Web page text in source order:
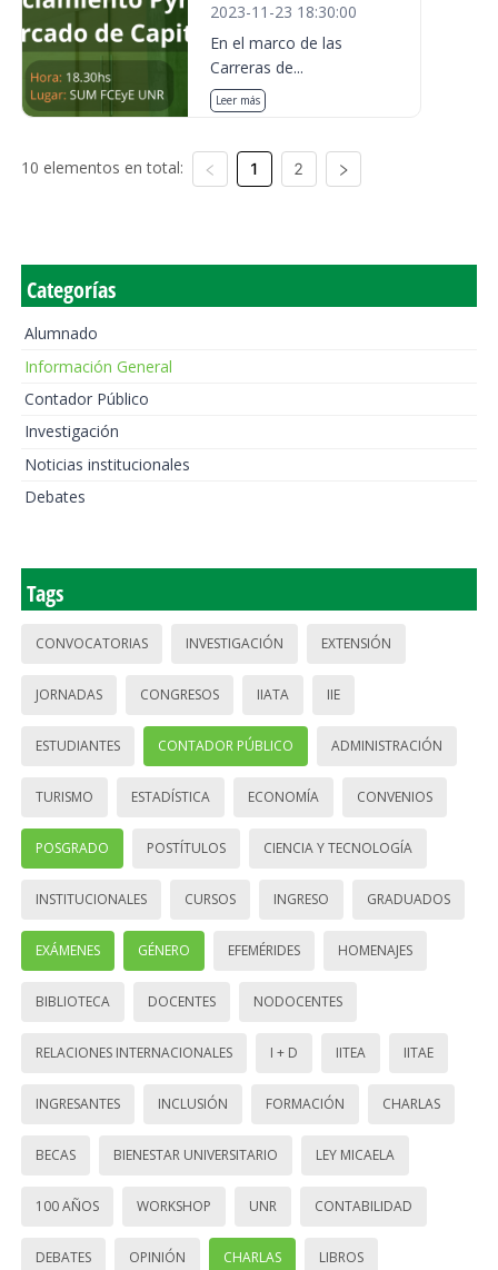
2023-11-23 18:30:00
En el marco de las
Carreras de...
Leer más
10 elementos en total: 1 2
Categorías
Alumnado
Información General
Contador Público
Investigación
Noticias institucionales
Debates
Tags
CONVOCATORIAS INVESTIGACIÓN EXTENSIÓN
JORNADAS CONGRESOS IIATA IIE
ESTUDIANTES CONTADOR PÚBLICO ADMINISTRACIÓN
TURISMO ESTADÍSTICA ECONOMÍA CONVENIOS
POSGRADO POSTÍTULOS CIENCIA Y TECNOLOGÍA
INSTITUCIONALES CURSOS INGRESO GRADUADOS
EXÁMENES GÉNERO EFEMÉRIDES HOMENAJES
BIBLIOTECA DOCENTES NODOCENTES
RELACIONES INTERNACIONALES I + D IITEA IITAE
INGRESANTES INCLUSIÓN FORMACIÓN CHARLAS
BECAS BIENESTAR UNIVERSITARIO LEY MICAELA
100 AÑOS WORKSHOP UNR CONTABILIDAD
DEBATES OPINIÓN CHARLAS LIBROS